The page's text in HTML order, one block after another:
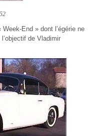
End » dont l’égérie ne
de Vladimir